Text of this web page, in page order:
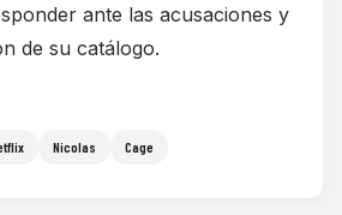
ante las acusaciones y
de su catálogo.
Nicolas Cage